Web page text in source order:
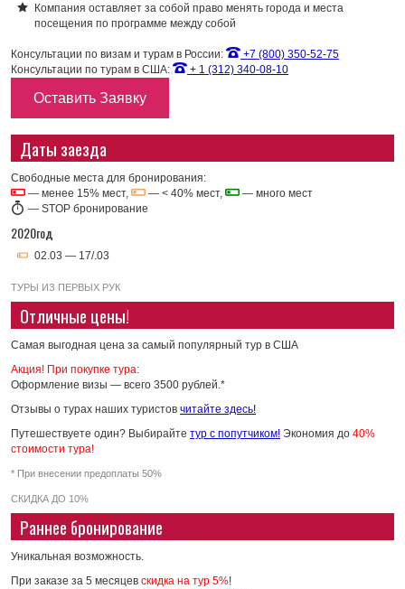
Компания оставляет за собой право менять города и места
посещения по программе между собой
Консультации по визам и турам в России:
+7 (800) 350-52-75
Консультации по турам в США:
+ 1 (312) 340-08-10
Оставить Заявку
Даты заезда
Свободные места для бронирования:
— менее 15% мест,
— < 40% мест,
— много мест
— STOP бронирование
2020год
02.03 — 17/.03
ТУРЫ ИЗ ПЕРВЫХ РУК
Отличные цены!
Самая выгодная цена за самый популярный тур в США
Акция! При покупке тура:
Оформление визы — всего 3500 рублей.*
Отзывы о турах наших туристов читайте здесь!
Путешествуете один? Выбирайте тур с попутчиком! Экономия до 40%
стоимости тура!
* При внесении предоплаты 50%
СКИДКА ДО 10%
Раннее бронирование
Уникальная возможность.
При заказе за 5 месяцев скидка на тур 5%!